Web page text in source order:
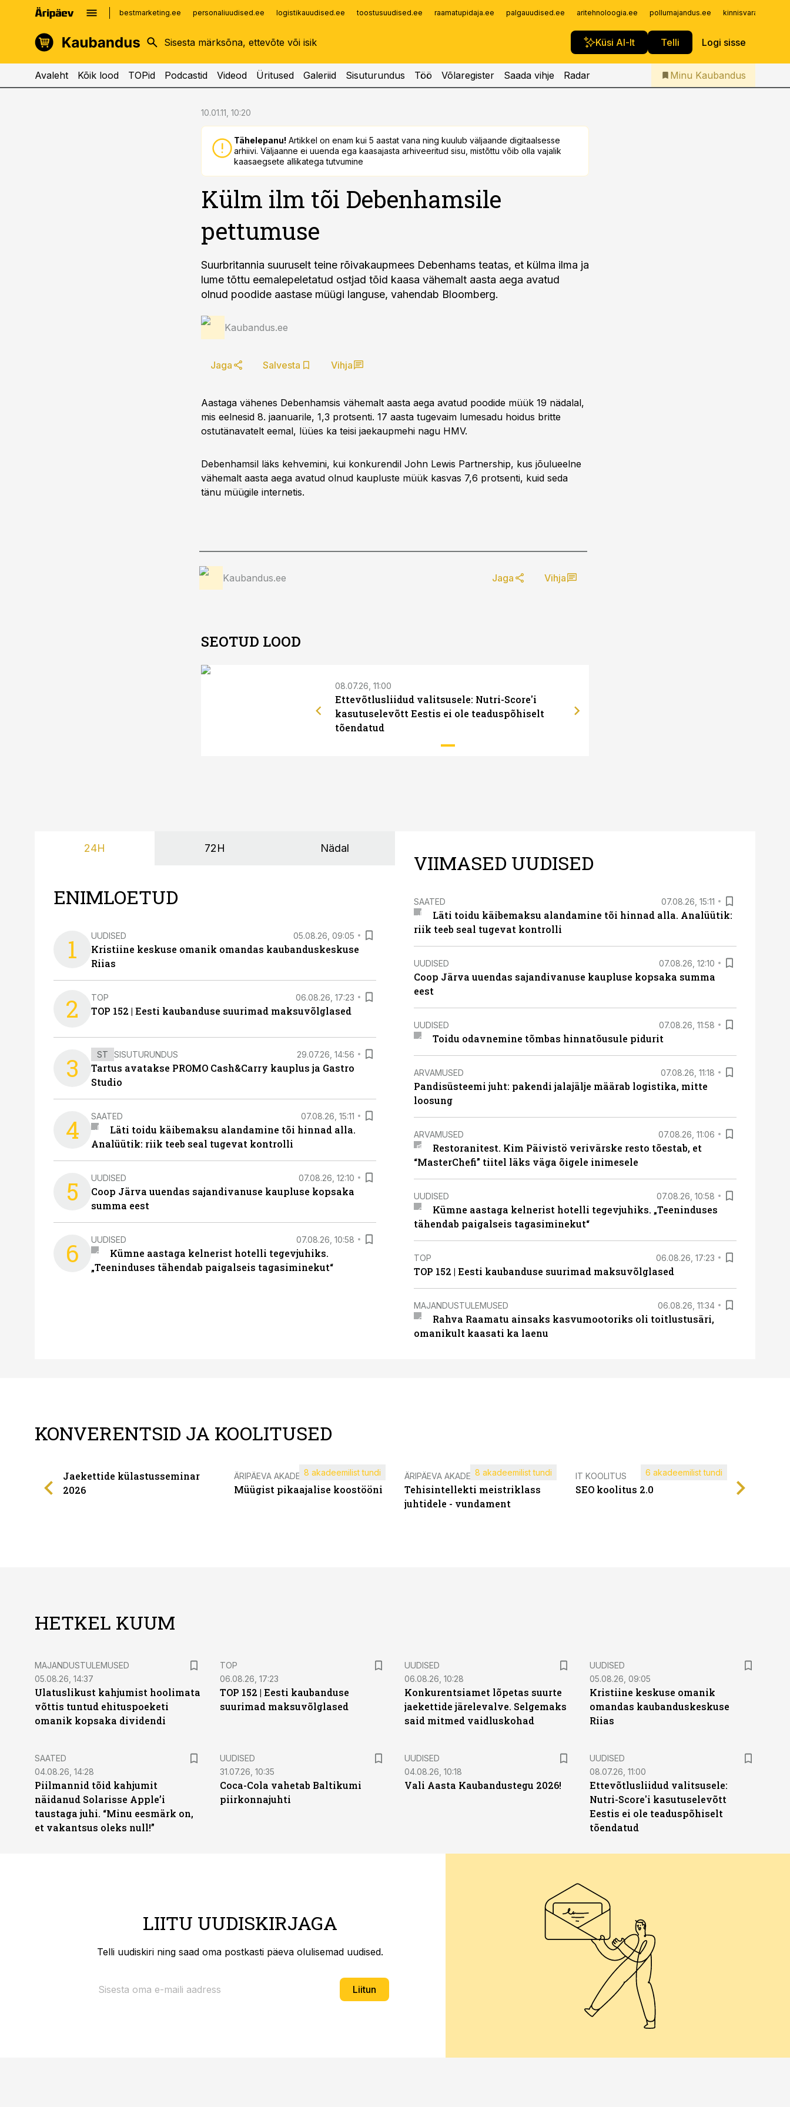
bestmarketing.ee personaliuudised.ee logistikauudised.ee toostusuudised.ee raamatupidaja.ee palgauudised.ee aritehnoloogia.ee pollumajandus.ee
Küsi AI-lt Telli Logi sisse
kinnisvarauudised.ee
logistikauudised.ee
imelineajalugu.ee
Infopank
Iseteenindus
Telli Kaubandus
Avaleht Kõik lood TOPid Podcastid Videod Üritused Galeriid Sisuturundus Töö Võlaregister Saada vihje Radar Minu Kaubandus
10.01.11, 10:20
Tähelepanu! Artikkel on enam kui 5 aastat vana ning kuulub väljaande digitaalsesse
arhiivi. Väljaanne ei uuenda ega kaasajasta arhiveeritud sisu, mistõttu võib olla vajalik
kaasaegsete allikatega tutvumine
Külm ilm tõi Debenhamsile
pettumuse
Suurbritannia suuruselt teine rõivakaupmees Debenhams teatas, et külma ilma ja
lume tõttu eemalepeletatud ostjad tõid kaasa vähemalt aasta aega avatud
olnud poodide aastase müügi languse, vahendab Bloomberg.
Kaubandus.ee
Jaga Salvesta Vihja
Aastaga vähenes Debenhamsis vähemalt aasta aega avatud poodide müük 19 nädalal,
mis eelnesid 8. jaanuarile, 1,3 protsenti. 17 aasta tugevaim lumesadu hoidus britte
ostutänavatelt eemal, lüües ka teisi jaekaupmehi nagu HMV.
Debenhamsil läks kehvemini, kui konkurendil John Lewis Partnership, kus jõulueelne
vähemalt aasta aega avatud olnud kaupluste müük kasvas 7,6 protsenti, kuid seda
tänu müügile internetis.
Kaubandus.ee Jaga Vihja
SEOTUD LOOD
08.07.26, 11:00
Ettevõtlusliidud valitsusele: Nutri-Score'i
kasutuselevõtt Eestis ei ole teaduspõhiselt
tõendatud
24H 72H Nädal
ENIMLOETUD
1 UUDISED 05.08.26, 09:05
Kristiine keskuse omanik omandas kaubanduskeskuse
Riias
2 TOP 06.08.26, 17:23
TOP 152 | Eesti kaubanduse suurimad maksuvõlglased
3 ST SISUTURUNDUS 29.07.26, 14:56
Tartus avatakse PROMO Cash&Carry kauplus ja Gastro
Studio
4 SAATED 07.08.26, 15:11
Läti toidu käibemaksu alandamine tõi hinnad alla.
Analüütik: riik teeb seal tugevat kontrolli
5 UUDISED 07.08.26, 12:10
Coop Järva uuendas sajandivanuse kaupluse kopsaka
summa eest
6 UUDISED 07.08.26, 10:58
Kümne aastaga kelnerist hotelli tegevjuhiks.
„Teeninduses tähendab paigalseis tagasiminekut“
VIIMASED UUDISED
SAATED 07.08.26, 15:11
Läti toidu käibemaksu alandamine tõi hinnad alla. Analüütik:
riik teeb seal tugevat kontrolli
UUDISED 07.08.26, 12:10
Coop Järva uuendas sajandivanuse kaupluse kopsaka summa
eest
UUDISED 07.08.26, 11:58
Toidu odavnemine tõmbas hinnatõusule pidurit
ARVAMUSED 07.08.26, 11:18
Pandisüsteemi juht: pakendi jalajälje määrab logistika, mitte
loosung
ARVAMUSED 07.08.26, 11:06
Restoranitest. Kim Päivistö verivärske resto tõestab, et
“MasterChefi” tiitel läks väga õigele inimesele
UUDISED 07.08.26, 10:58
Kümne aastaga kelnerist hotelli tegevjuhiks. „Teeninduses
tähendab paigalseis tagasiminekut“
TOP 06.08.26, 17:23
TOP 152 | Eesti kaubanduse suurimad maksuvõlglased
MAJANDUSTULEMUSED 06.08.26, 11:34
Rahva Raamatu ainsaks kasvumootoriks oli toitlustusäri,
omanikult kaasati ka laenu
KONVERENTSID JA KOOLITUSED
Jaekettide külastusseminar
2026
ÄRIPÄEVA AKADEEMIA
Müügist pikaajalise koostööni
8 akadeemilist tundi ÄRIPÄEVA AKADEEMIA
Tehisintellekti meistriklass
juhtidele - vundament
8 akadeemilist tundi IT KOOLITUS
SEO koolitus 2.0
6 akadeemilist tundi
HETKEL KUUM
MAJANDUSTULEMUSED
05.08.26, 14:37
Ulatuslikust kahjumist hoolimata
võttis tuntud ehituspoeketi
omanik kopsaka dividendi
TOP
06.08.26, 17:23
TOP 152 | Eesti kaubanduse
suurimad maksuvõlglased
UUDISED
06.08.26, 10:28
Konkurentsiamet lõpetas suurte
jaekettide järelevalve. Selgemaks
said mitmed vaidluskohad
UUDISED
05.08.26, 09:05
Kristiine keskuse omanik
omandas kaubanduskeskuse
Riias
SAATED
04.08.26, 14:28
Piilmannid tõid kahjumit
näidanud Solarisse Apple’i
taustaga juhi. “Minu eesmärk on,
et vakantsus oleks null!”
UUDISED
31.07.26, 10:35
Coca-Cola vahetab Baltikumi
piirkonnajuhti
UUDISED
04.08.26, 10:18
Vali Aasta Kaubandustegu 2026!
UUDISED
08.07.26, 11:00
Ettevõtlusliidud valitsusele:
Nutri-Score'i kasutuselevõtt
Eestis ei ole teaduspõhiselt
tõendatud
LIITU UUDISKIRJAGA
Telli uudiskiri ning saad oma postkasti päeva olulisemad uudised.
Liitun